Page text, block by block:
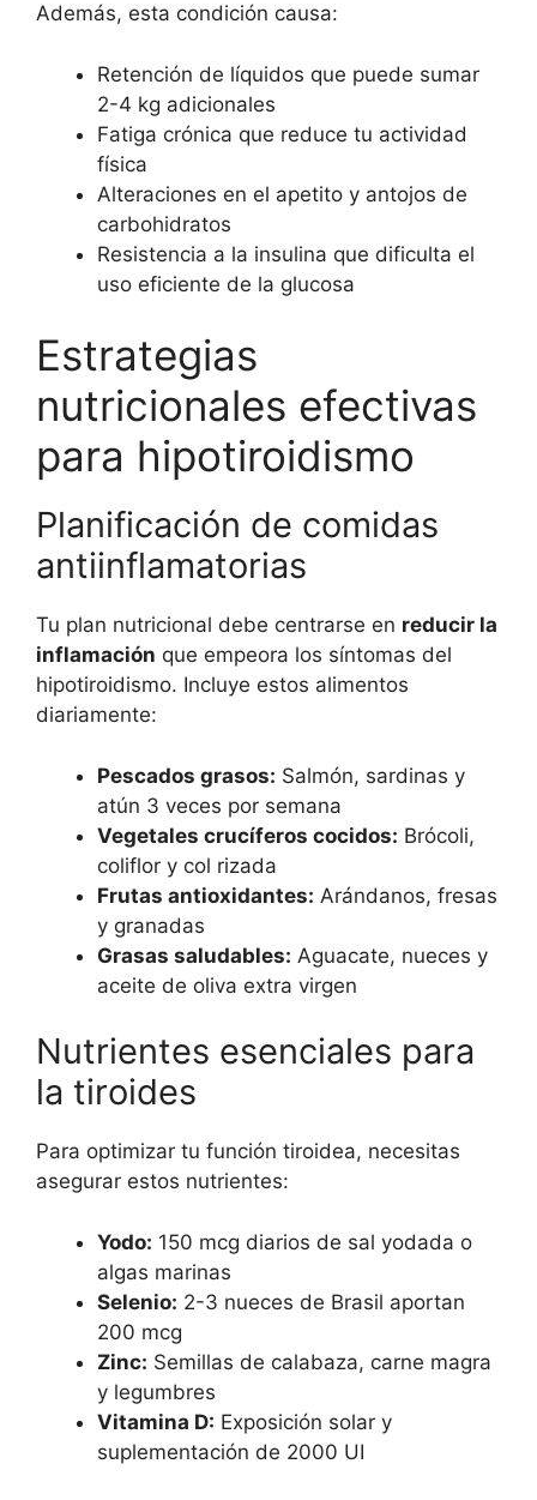
Además, esta condición causa:
Retención de líquidos que puede sumar
2-4 kg adicionales
Fatiga crónica que reduce tu actividad
física
Alteraciones en el apetito y antojos de
carbohidratos
Resistencia a la insulina que dificulta el
uso eficiente de la glucosa
Estrategias
nutricionales efectivas
para hipotiroidismo
Planificación de comidas
antiinflamatorias
Tu plan nutricional debe centrarse en reducir la
inflamación que empeora los síntomas del
hipotiroidismo. Incluye estos alimentos
diariamente:
Pescados grasos: Salmón, sardinas y
atún 3 veces por semana
Vegetales crucíferos cocidos: Brócoli,
coliflor y col rizada
Frutas antioxidantes: Arándanos, fresas
y granadas
Grasas saludables: Aguacate, nueces y
aceite de oliva extra virgen
Nutrientes esenciales para
la tiroides
Para optimizar tu función tiroidea, necesitas
asegurar estos nutrientes:
Yodo: 150 mcg diarios de sal yodada o
algas marinas
Selenio: 2-3 nueces de Brasil aportan
200 mcg
Zinc: Semillas de calabaza, carne magra
y legumbres
Vitamina D: Exposición solar y
suplementación de 2000 UI